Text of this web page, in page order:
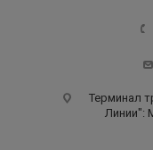
Терминал
Линии":